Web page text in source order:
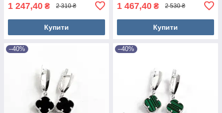
1 247,40 ₴ 2 310 ₴
Купити
1 467,40 ₴ 2 530 ₴
Купити
–40% –40%